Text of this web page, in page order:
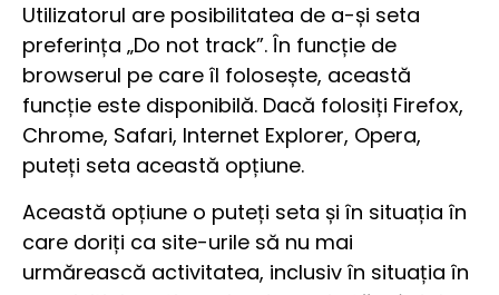
Utilizatorul are posibilitatea de a-și seta
preferința „Do not track”. În funcție de
browserul pe care îl folosește, această
funcție este disponibilă. Dacă folosiți Firefox,
Chrome, Safari, Internet Explorer, Opera,
puteți seta această opțiune.
Această opțiune o puteți seta și în situația în
care doriți ca site-urile să nu mai
urmărească activitatea, inclusiv în situația în